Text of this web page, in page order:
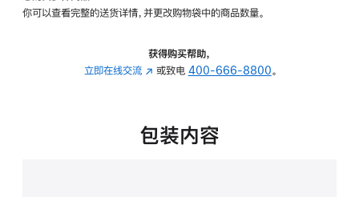
转
的
你可以查看完整的送货详情，并更改购物袋中的商品数量。
获得购买帮助，
立即在线交流 (在
中
或致电 400-666-8800。
包装内容